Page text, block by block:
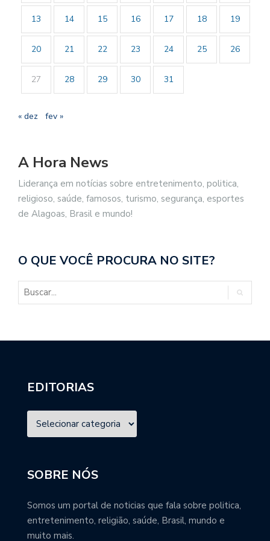
13 14 15 16 17 18 19
20 21 22 23 24 25 26
27 28 29 30 31
« dez fev »
A Hora News
Liderança em notícias sobre entretenimento, politica,
religioso, saúde, famosos, turismo, segurança, esportes
de Alagoas, Brasil e mundo!
O QUE VOCÊ PROCURA NO SITE?
EDITORIAS
SOBRE NÓS
Somos um portal de noticias que fala sobre politica,
entretenimento, religião, saúde, Brasil, mundo e
muito mais.